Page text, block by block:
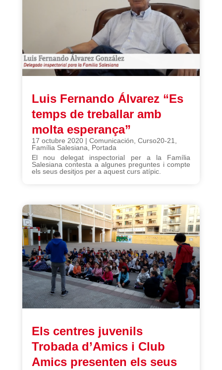
Luis Fernando Álvarez “Es
temps de treballar amb
molta esperança”
17 octubre 2020| Comunicación Curso20-21
Família Salesiana
Portada
El nou delegat inspectorial per a la Família
Salesiana contesta a algunes preguntes i compte
els seus desitjos per a aquest curs atípic.
Els centres juvenils
Trobada d’Amics i Club
Amics presenten els seus